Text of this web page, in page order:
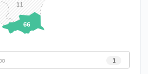
11
66
1